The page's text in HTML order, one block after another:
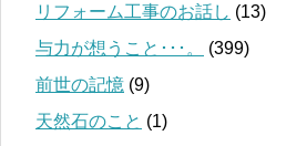
リフォーム工事のお話し (13)
与力が想うこと･･･。
(399)
前世の記憶 (9)
天然石のこと (1)